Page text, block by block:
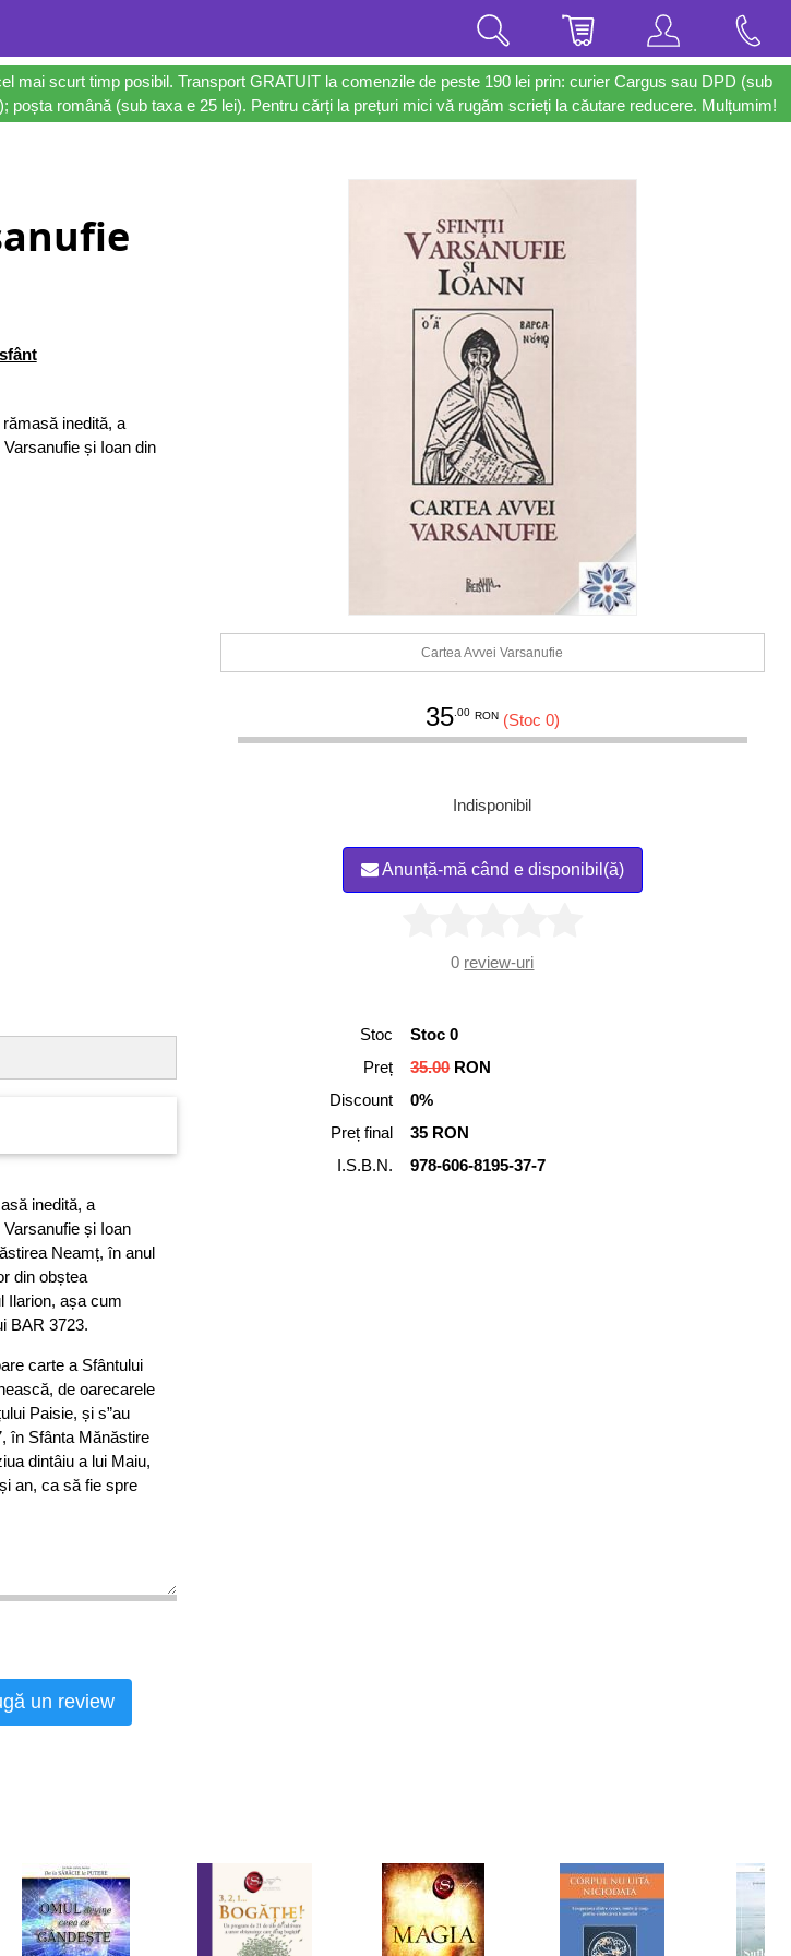
mai scurt timp posibil. Transport GRATUIT la comenzile de peste 190 lei prin: curier Cargus sau DPD (sub
poșta română (sub taxa e 25 lei). Pentru cărți la prețuri mici vă rugăm scrieți la căutare reducere. Mulțumim!
inedită, a
și Ioan din
Cartea Avvei Varsanufie
35 .00 RON (Stoc 0)
Indisponibil
Anunță-mă când e disponibil(ă)
0 review-uri
inedită, a
și Ioan
Neamț, în anul
din obștea
Ilarion, așa cum
BAR 3723.
carte a Sfântului
de oarecarele
Paisie, și s”au
în Sfânta Mănăstire
dintâiu a lui Maiu,
an, ca să fie spre
Stoc
Stoc 0
Preț
35.00RON
Discount
0%
Preț final
35 RON
I.S.B.N.
978-606-8195-37-7
un review